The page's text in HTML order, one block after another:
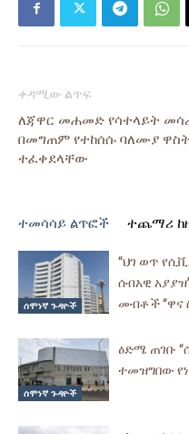
ቀዳሚው ልጥፍ
ለጃዋር መሐመድ የሳተላይት
በመግጠም የተከሰሱ ባለሙያ
ተፈቀደላቸው
ተመሳሳይ ልጥፎች ተጨማሪ
ሰሞነኛ ጉዳዮች
“ህገ ወጥ
ሰብአዊ
መብቶች “ዋና
ሰሞነኛ ጉዳዮች
ዕድሜ ጠገቡ
ተመዝግበው